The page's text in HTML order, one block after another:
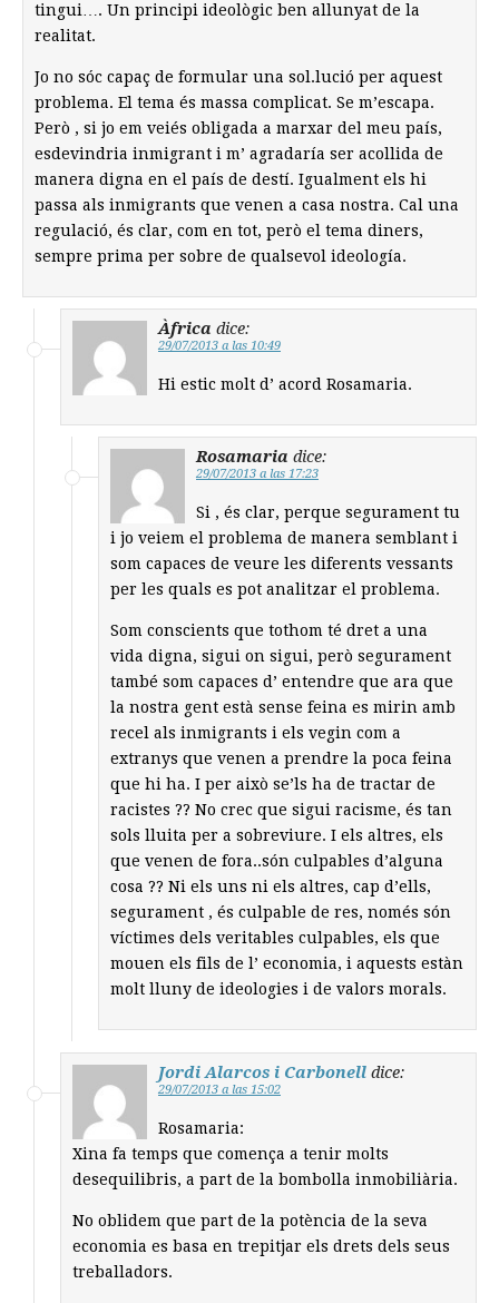
tingui…. Un principi ideològic ben allunyat de la
realitat.
Jo no sóc capaç de formular una sol.lució per aquest
problema. El tema és massa complicat. Se m’escapa.
Però , si jo em veiés obligada a marxar del meu país,
esdevindria inmigrant i m’ agradaría ser acollida de
manera digna en el país de destí. Igualment els hi
passa als inmigrants que venen a casa nostra. Cal una
regulació, és clar, com en tot, però el tema diners,
sempre prima per sobre de qualsevol ideología.
Àfrica dice:
29/07/2013 a las 10:49
Hi estic molt d’ acord Rosamaria.
Rosamaria dice:
29/07/2013 a las 17:23
Si , és clar, perque segurament tu
i jo veiem el problema de manera semblant i
som capaces de veure les diferents vessants
per les quals es pot analitzar el problema.
Som conscients que tothom té dret a una
vida digna, sigui on sigui, però segurament
també som capaces d’ entendre que ara que
la nostra gent està sense feina es mirin amb
recel als inmigrants i els vegin com a
extranys que venen a prendre la poca feina
que hi ha. I per això se’ls ha de tractar de
racistes ?? No crec que sigui racisme, és tan
sols lluita per a sobreviure. I els altres, els
que venen de fora..són culpables d’alguna
cosa ?? Ni els uns ni els altres, cap d’ells,
segurament , és culpable de res, només són
víctimes dels veritables culpables, els que
mouen els fils de l’ economia, i aquests estàn
molt lluny de ideologies i de valors morals.
Jordi Alarcos i Carbonell dice:
29/07/2013 a las 15:02
Rosamaria:
Xina fa temps que comença a tenir molts
desequilibris, a part de la bombolla inmobiliària.
No oblidem que part de la potència de la seva
economia es basa en trepitjar els drets dels seus
treballadors.